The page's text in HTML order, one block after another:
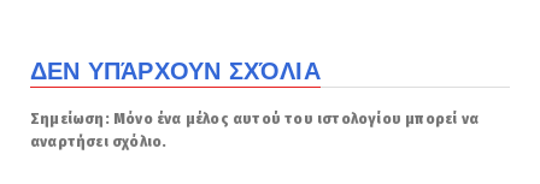
ΔΕΝ ΥΠΆΡΧΟΥΝ ΣΧΌΛΙΑ
Σημείωση: Μόνο ένα μέλος αυτού του ιστολογίου μπορεί να
αναρτήσει σχόλιο.